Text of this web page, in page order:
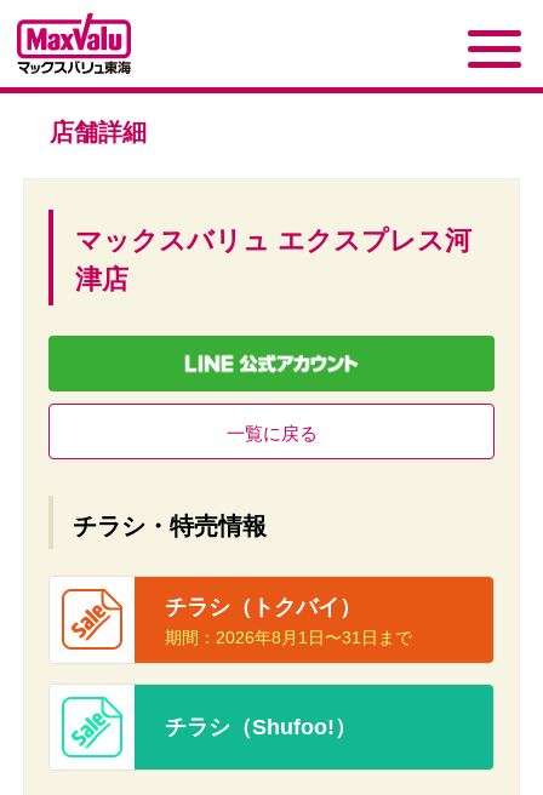
店舗詳細
マックスバリュ エクスプレス河
津店
一覧に戻る
チラシ・特売情報
チラシ（トクバイ）
期間： 2026年8月1日〜31日まで
チラシ（Shufoo!）